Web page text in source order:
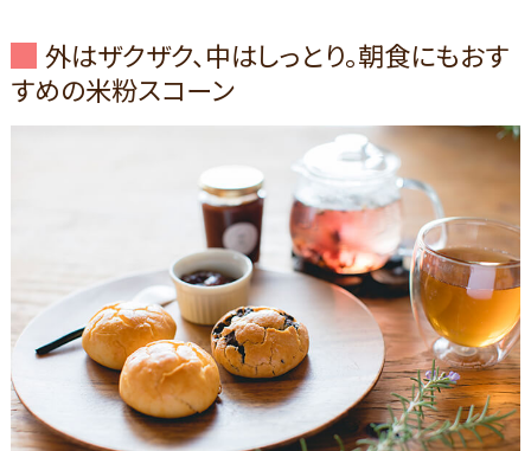
外はザクザク、中はしっとり。朝食にもおす
すめの米粉スコーン